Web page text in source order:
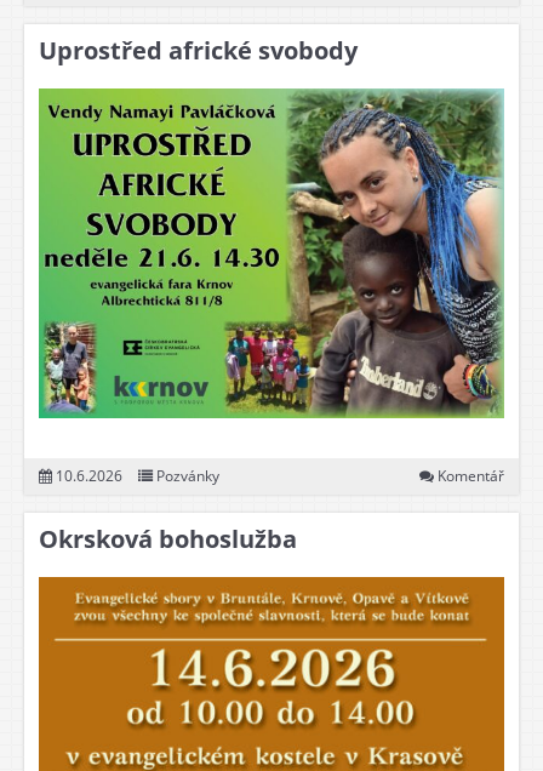
Uprostřed africké svobody
10.6.2026 Pozvánky Komentář
Okrsková bohoslužba